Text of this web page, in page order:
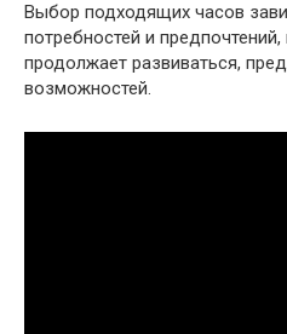
Выбор подходящих часов
потребностей и
продолжает развиваться,
возможностей.